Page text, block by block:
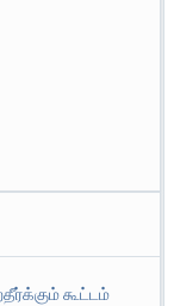
கூட்டம்